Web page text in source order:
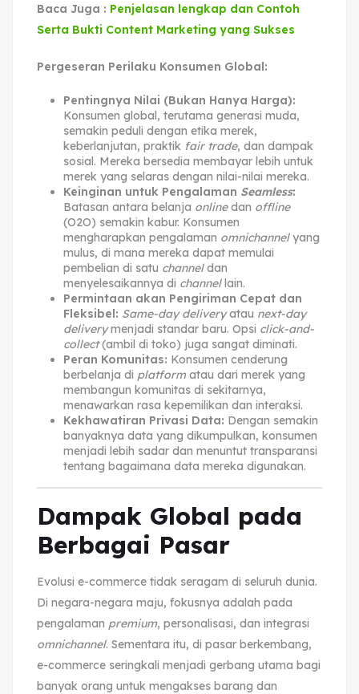
Baca Juga : Penjelasan lengkap dan Contoh
Serta Bukti Content Marketing yang Sukses
Pergeseran Perilaku Konsumen Global:
Pentingnya Nilai (Bukan Hanya Harga):
Konsumen global, terutama generasi muda,
semakin peduli dengan etika merek,
keberlanjutan, praktik fair trade, dan dampak
sosial. Mereka bersedia membayar lebih untuk
merek yang selaras dengan nilai-nilai mereka.
Keinginan untuk Pengalaman Seamless:
Batasan antara belanja onlinedan offline
(O2O) semakin kabur. Konsumen
mengharapkan pengalaman omnichannelyang
mulus, di mana mereka dapat memulai
pembelian di satu channeldan
menyelesaikannya di channellain.
Permintaan akan Pengiriman Cepat dan
Fleksibel: Same-day deliveryatau next-day
deliverymenjadi standar baru. Opsi click-and-
collect(ambil di toko) juga sangat diminati.
Peran Komunitas: Konsumen cenderung
berbelanja di platformatau dari merek yang
membangun komunitas di sekitarnya,
menawarkan rasa kepemilikan dan interaksi.
Kekhawatiran Privasi Data: Dengan semakin
banyaknya data yang dikumpulkan, konsumen
menjadi lebih sadar dan menuntut transparansi
tentang bagaimana data mereka digunakan.
Dampak Global pada
Berbagai Pasar
Evolusi e-commerce tidak seragam di seluruh dunia.
Di negara-negara maju, fokusnya adalah pada
pengalaman premium, personalisasi, dan integrasi
omnichannel. Sementara itu, di pasar berkembang,
e-commerce seringkali menjadi gerbang utama bagi
banyak orang untuk mengakses barang dan